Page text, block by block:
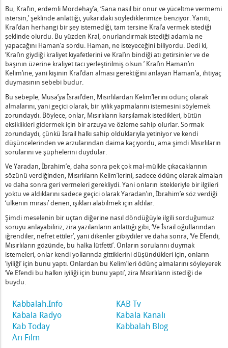
Olmalıdır
Hepiniz
Ver
Sola Yerleştirmenin Anlamı Nedir
Ekmeği' Nedir?
Kral Tarlasında Ayakta Durur, Ne Demektir?
Önce, Onların Haykırışları Cevaplanmadı Ne
Zahor (Hatırlama) Bölümünü Okumamızın Anlamı Nedir?
Yoktur” Ne Demektir?
Çizgi’ Denir? - 1
Güçlüyü Verdin” Ne Demektir?
Ne Demektir?
Ayrım Yapmalıyız
Bu, Kral’ın, erdemli Mordehay’a, ‘Sana nasıl bir onur ve yüceltme vermemi
istersin,’ şeklinde anlattığı, yukarıdaki söylediklerimize benziyor. Yanıtı,
Kral’dan herhangi bir şey istemediği, tam tersine Kral’a vermek istediği
şeklinde olurdu. Bu yüzden Kral, onurlandırmak istediği adamla ne
yapacağını Haman’a sordu. Haman, ne isteyeceğini biliyordu. Dedi ki,
‘Kral’ın giydiği kraliyet kıyafetlerini ve Kral’ın bindiği atı getirsinler ve de
başının üzerine kraliyet tacı yerleştirilmiş olsun.’ Kral’ın Haman’ın
Kelim’ine, yani kişinin Kral’dan alması gerektiğini anlayan Haman’a, ihtiyaç
duymasının sebebi budur.
Bu sebeple, Musa’ya İsrail’den, Mısırlılardan Kelim’lerini ödünç olarak
almalarını, yani geçici olarak, bir iyilik yapmalarını istemesini söylemek
zorundaydı. Böylece, onlar, Mısırlıların karşılamak istedikleri, bütün
eksiklikleri gidermek için bir arzuya ve özleme sahip olurlar. Sormak
zorundaydı, çünkü İsrail halkı sahip olduklarıyla yetiniyor ve kendi
düşüncelerinden ve arzularından daima kaçıyordu, ama şimdi Mısırlıların
sorularını ve şüphelerini duydular.
Ve Yaradan, İbrahim’e, daha sonra pek çok mal-mülkle çıkacaklarının
sözünü verdiğinden, Mısırlıların Kelim’lerini, sadece ödünç olarak almaları
ve daha sonra geri vermeleri gerekliydi. Yani onların istekleriyle bir ilgileri
yoktu ve aldıklarını sadece geçici olarak Yaradan’ın, İbrahim’e söz verdiği
‘ülkenin mirası’ denen, ışıkları alabilmek için aldılar.
Şimdi meselenin bir uçtan diğerine nasıl döndüğüyle ilgili sorduğumuz
soruyu anlayabiliriz, zira yazılanların anlattığı gibi, ‘Ve İsrail oğullarından
iğrendiler, nefret ettiler’, yani dikenler gibiydiler ve daha sonra, ‘Ve Efendi,
Mısırlıların gözünde, bu halka lütfetti’. Onların sorularını duymak
istemeleri, onlar kendi yollarında gittiklerini düşündükleri için, onların
‘iyiliği’ için bunu yaptı. Onlardan bu Kelim’leri ödünç almalarını söyleyerek
‘Ve Efendi bu halkın iyiliği için bunu yaptı’, zira Mısırlıların istediği de
buydu.
Kabbalah.Info
KAB Tv
Kabala Radyo
Kabala Kanalı
Kab Today
Kabbalah Blog
Ari Film